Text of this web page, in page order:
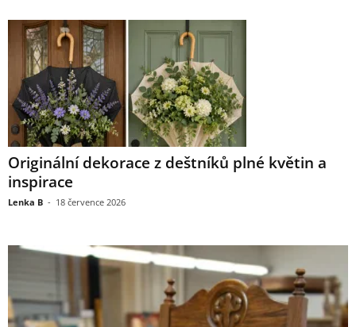
Originální dekorace z deštníků plné květin a
inspirace
Lenka B - 18 července 2026